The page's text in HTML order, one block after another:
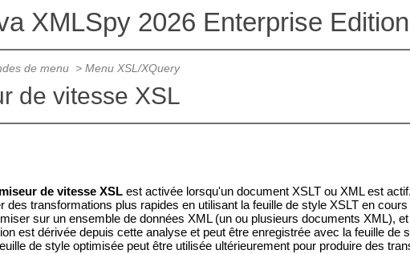
XMLSpy 2026 Enterprise Edition
de menu > Menu XSL/XQuery
de vitesse XSL
de vitesse XSL est activée lorsqu'un document XSLT ou XML est
des transformations plus rapides en utilisant la feuille de style XSLT en
sur un ensemble de données XML (un ou plusieurs documents XML),
est dérivée depuis cette analyse et peut être enregistrée avec la feuille de
de style optimisée peut être utilisée ultérieurement pour produire des